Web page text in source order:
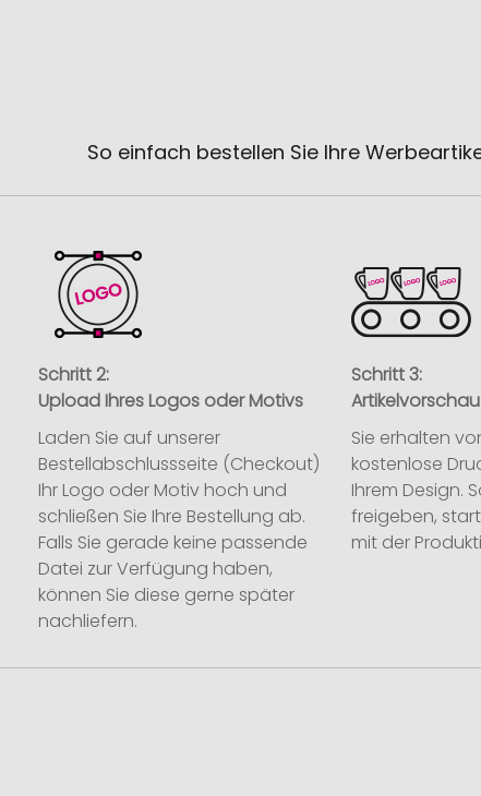
So einfach bestellen Sie Ihre
Schritt 2:
Upload Ihres Logos oder Motivs
Laden Sie auf unserer
Bestellabschlussseite (Checkout)
Ihr Logo oder Motiv hoch und
schließen Sie Ihre Bestellung ab.
Falls Sie gerade keine passende
Datei zur Verfügung haben,
können Sie diese gerne später
nachliefern.
Schritt 3:
Sie erhalten
kostenlose
Ihrem Design.
freigeben,
mit der